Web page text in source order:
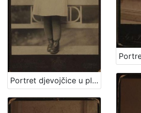
Portret djevojčice u plisiranoj haljinici / S. Weinrich